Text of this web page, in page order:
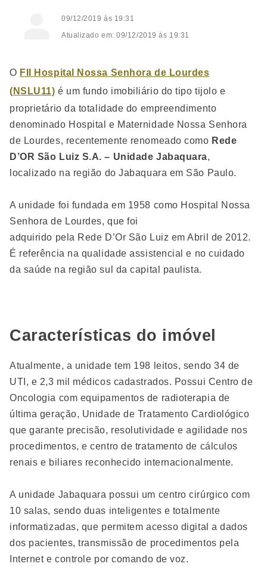
09/12/2019 às 19:31
Atualizado em: 09/12/2019 às 19:31
O FII Hospital Nossa Senhora de Lourdes
(NSLU11) é um fundo imobiliário do tipo tijolo e
proprietário da totalidade do empreendimento
denominado Hospital e Maternidade Nossa Senhora
de Lourdes, recentemente renomeado como Rede
D’OR São Luiz S.A. – Unidade Jabaquara,
localizado na região do Jabaquara em São Paulo.
A unidade foi fundada em 1958 como Hospital Nossa
Senhora de Lourdes, que foi
adquirido pela Rede D’Or São Luiz em Abril de 2012.
É referência na qualidade assistencial e no cuidado
da saúde na região sul da capital paulista.
Características do imóvel
Atualmente, a unidade tem 198 leitos, sendo 34 de
UTI, e 2,3 mil médicos cadastrados. Possui Centro de
Oncologia com equipamentos de radioterapia de
última geração, Unidade de Tratamento Cardiológico
que garante precisão, resolutividade e agilidade nos
procedimentos, e centro de tratamento de cálculos
renais e biliares reconhecido internacionalmente.
A unidade Jabaquara possui um centro cirúrgico com
10 salas, sendo duas inteligentes e totalmente
informatizadas, que permitem acesso digital a dados
dos pacientes, transmissão de procedimentos pela
Internet e controle por comando de voz.